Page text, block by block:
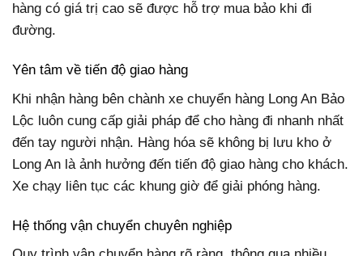
hàng có giá trị cao sẽ được hỗ trợ mua bảo khi đi
đường.
Yên tâm về tiến độ giao hàng
Khi nhận hàng bên chành xe chuyển hàng Long An Bảo
Lộc luôn cung cấp giải pháp để cho hàng đi nhanh nhất
đến tay người nhận. Hàng hóa sẽ không bị lưu kho ở
Long An là ảnh hưởng đến tiến độ giao hàng cho khách.
Xe chạy liên tục các khung giờ để giải phóng hàng.
Hệ thống vận chuyển chuyên nghiệp